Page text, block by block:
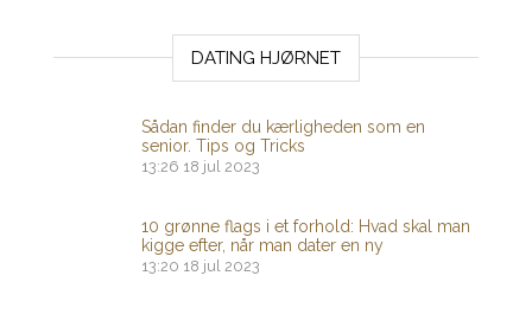
DATING HJØRNET
Sådan finder du kærligheden som en
senior. Tips og Tricks
13:26 18 jul 2023
10 grønne flags i et forhold: Hvad skal man
kigge efter, når man dater en ny
13:20 18 jul 2023